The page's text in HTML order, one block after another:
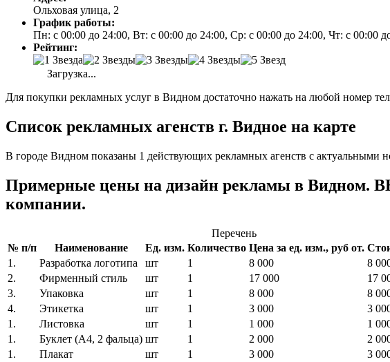
Ольховая улица, 2
График работы:
Пн: с 00:00 до 24:00, Вт: с 00:00 до 24:00, Ср: с 00:00 до 24:00, Чт: с 00:00
Рейтинг:
Загрузка...
Для покупки рекламных услуг в Видном достаточно нажать на любой номер
Список рекламных агенств г. Видное на карте
В городе Видном показаны 1 действующих рекламных агенств с актуальными
Примерные цены на дизайн рекламы в Видном.
компании.
Перечень
№ п/п
Наименование Ед. изм. Количество Цена за ед. изм., руб от.
1.
Разработка логотипа шт 1 8 000
8
2.
Фирменный стиль шт 1 17 000
17
3.
Упаковка шт 1 8 000
8
4.
Этикетка шт 1 3 000
3
1.
Листовка шт 1 1 000
1
1.
Буклет (A4, 2 фальца) шт 1 2 000
2
1.
Плакат шт 1 3 000
3